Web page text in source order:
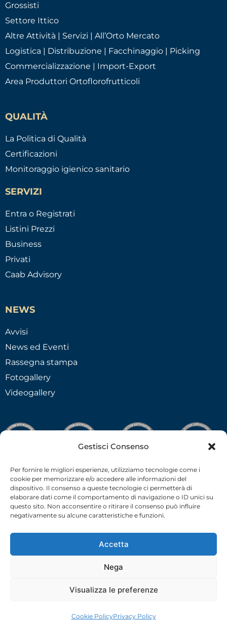
Gestisci Consenso
Per fornire le migliori esperienze, utilizziamo tecnologie come i
cookie per memorizzare e/o accedere alle informazioni del
dispositivo. Il consenso a queste tecnologie ci permetterà di
elaborare dati come il comportamento di navigazione o ID unici su
questo sito. Non acconsentire o ritirare il consenso può influire
negativamente su alcune caratteristiche e funzioni.
Accetta
Nega
Visualizza le preferenze
Cookie PolicyPrivacy Policy
Grossisti
Settore Ittico
Altre Attività | Servizi | All’Orto Mercato
Logistica | Distribuzione | Facchinaggio | Picking
Commercializzazione | Import-Export
Area Produttori Ortoflorofrutticoli
QUALITÀ
La Politica di Qualità
Certificazioni
Monitoraggio igienico sanitario
SERVIZI
Entra o Registrati
Listini Prezzi
Business
Privati
Caab Advisory
NEWS
Avvisi
News ed Eventi
Rassegna stampa
Fotogallery
Videogallery
C.F.-P.I. 02538910379 all rights reserved © –
Privacy Policy– Cookie Policy